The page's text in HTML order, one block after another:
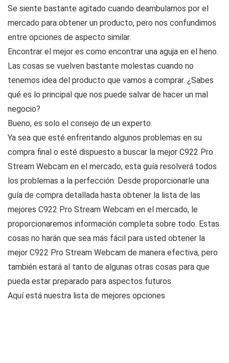
Se siente bastante agitado cuando deambulamos por el
mercado para obtener un producto, pero nos confundimos
entre opciones de aspecto similar.
Encontrar el mejor es como encontrar una aguja en el heno.
Las cosas se vuelven bastante molestas cuando no
tenemos idea del producto que vamos a comprar. ¿Sabes
qué es lo principal que nos puede salvar de hacer un mal
negocio?
Bueno, es solo el consejo de un experto.
Ya sea que esté enfrentando algunos problemas en su
compra final o esté dispuesto a buscar la mejor C922 Pro
Stream Webcam en el mercado, esta guía resolverá todos
los problemas a la perfección. Desde proporcionarle una
guía de compra detallada hasta obtener la lista de las
mejores C922 Pro Stream Webcam en el mercado, le
proporcionaremos información completa sobre todo. Estas
cosas no harán que sea más fácil para usted obtener la
mejor C922 Pro Stream Webcam de manera efectiva, pero
también estará al tanto de algunas otras cosas para que
pueda estar preparado para aspectos futuros.
Aquí está nuestra lista de mejores opciones